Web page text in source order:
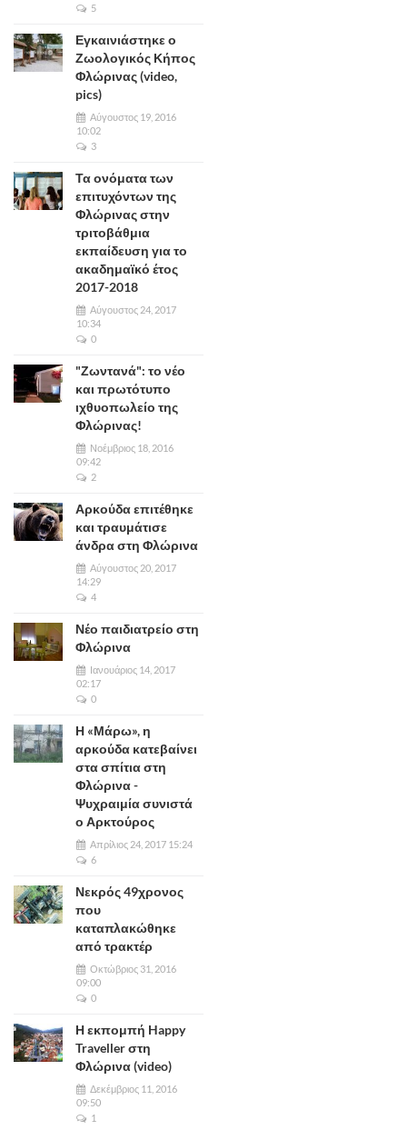
5
Εγκαινιάστηκε ο
Ζωολογικός Κήπος
Φλώρινας (video,
pics)
Αύγουστος 19, 2016
10:02
3
Τα ονόματα των
επιτυχόντων της
Φλώρινας στην
τριτοβάθμια
εκπαίδευση για το
ακαδημαϊκό έτος
2017-2018
Αύγουστος 24, 2017
10:34
0
"Ζωντανά": το νέο
και πρωτότυπο
ιχθυοπωλείο της
Φλώρινας!
Νοέμβριος 18, 2016
09:42
2
Αρκούδα επιτέθηκε
και τραυμάτισε
άνδρα στη Φλώρινα
Αύγουστος 20, 2017
14:29
4
Νέο παιδιατρείο στη
Φλώρινα
Ιανουάριος 14, 2017
02:17
0
Η «Μάρω», η
αρκούδα κατεβαίνει
στα σπίτια στη
Φλώρινα -
Ψυχραιμία συνιστά
ο Αρκτούρος
Απρίλιος 24, 2017 15:24
6
Νεκρός 49χρονος
που
καταπλακώθηκε
από τρακτέρ
Οκτώβριος 31, 2016
09:00
0
Η εκπομπή Happy
Traveller στη
Φλώρινα (video)
Δεκέμβριος 11, 2016
09:50
1